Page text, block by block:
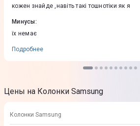
кожен знайде ,навіть такі тошнотіки як я
Минусы:
їх немає
Подробнее
Цены на Колонки Samsung
Колонки Samsung